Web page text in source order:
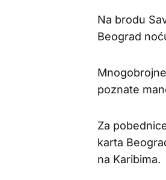
Na brodu
Beograd
poznate
Za
karta
na Karibima.